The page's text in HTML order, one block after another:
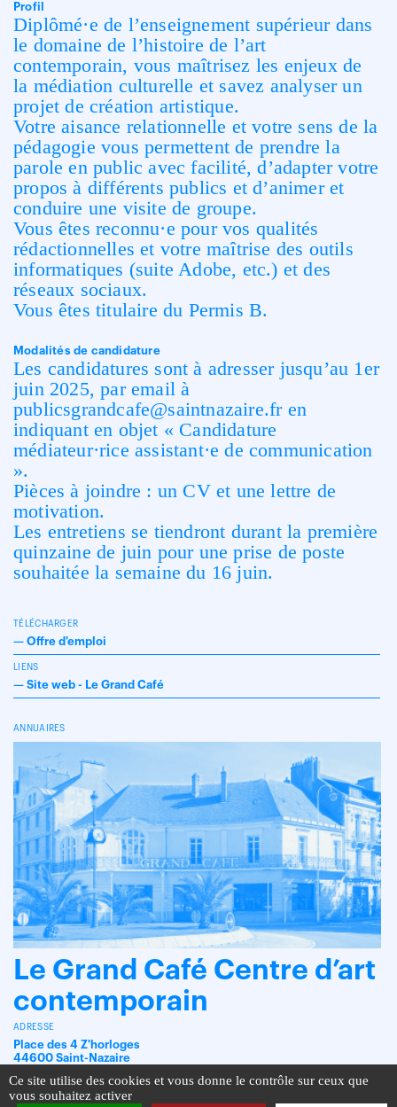
Profil
Diplômé·e de l’enseignement supérieur dans
le domaine de l’histoire de l’art
contemporain, vous maîtrisez les enjeux de
la médiation culturelle et savez analyser un
projet de création artistique.
Votre aisance relationnelle et votre sens de la
pédagogie vous permettent de prendre la
parole en public avec facilité, d’adapter votre
propos à différents publics et d’animer et
conduire une visite de groupe.
Vous êtes reconnu·e pour vos qualités
rédactionnelles et votre maîtrise des outils
informatiques (suite Adobe, etc.) et des
réseaux sociaux.
Vous êtes titulaire du Permis B.
Modalités de candidature
Les candidatures sont à adresser jusqu’au 1er
juin 2025, par email à
publicsgrandcafe@saintnazaire.fr en
indiquant en objet « Candidature
médiateur·rice assistant·e de communication
».
Pièces à joindre : un CV et une lettre de
motivation.
Les entretiens se tiendront durant la première
quinzaine de juin pour une prise de poste
souhaitée la semaine du 16 juin.
TÉLÉCHARGER
— Offre d'emploi
LIENS
— Site web - Le Grand Café
ANNUAIRES
Le Grand Café Centre d’art
contemporain
ADRESSE
Place des 4 Z'horloges
44600 Saint-Nazaire
Ce site utilise des cookies et vous donne le contrôle sur ceux que
vous souhaitez activer